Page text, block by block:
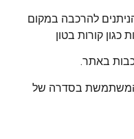
להרכבה במקום
כגון קורות בטון
באתר.
המשתמשת בסדרה של